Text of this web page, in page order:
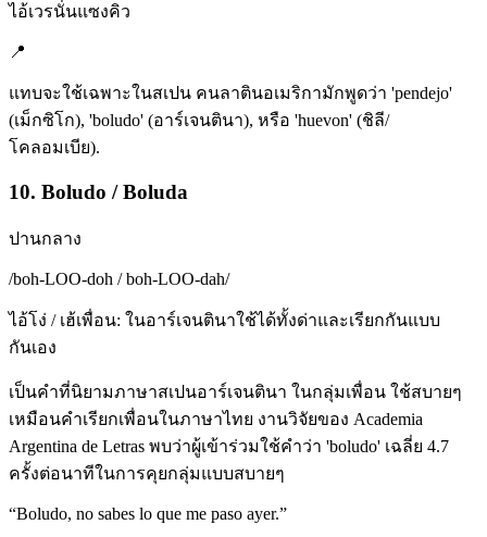
ไอ้เวรนั่นแซงคิว
📍
แทบจะใช้เฉพาะในสเปน คนลาตินอเมริกามักพูดว่า 'pendejo'
(เม็กซิโก), 'boludo' (อาร์เจนตินา), หรือ 'huevon' (ชิลี/
โคลอมเบีย).
10. Boludo / Boluda
ปานกลาง
/boh-LOO-doh / boh-LOO-dah/
ไอ้โง่ / เฮ้เพื่อน: ในอาร์เจนตินาใช้ได้ทั้งด่าและเรียกกันแบบ
กันเอง
เป็นคำที่นิยามภาษาสเปนอาร์เจนตินา ในกลุ่มเพื่อน ใช้สบายๆ
เหมือนคำเรียกเพื่อนในภาษาไทย งานวิจัยของ Academia
Argentina de Letras พบว่าผู้เข้าร่วมใช้คำว่า 'boludo' เฉลี่ย 4.7
ครั้งต่อนาทีในการคุยกลุ่มแบบสบายๆ
“Boludo, no sabes lo que me paso ayer.”